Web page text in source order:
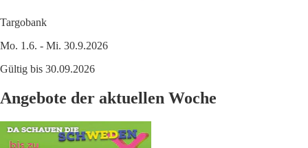
Targobank
Mo. 1.6. - Mi. 30.9.2026
Gültig bis 30.09.2026
Angebote der aktuellen Woche